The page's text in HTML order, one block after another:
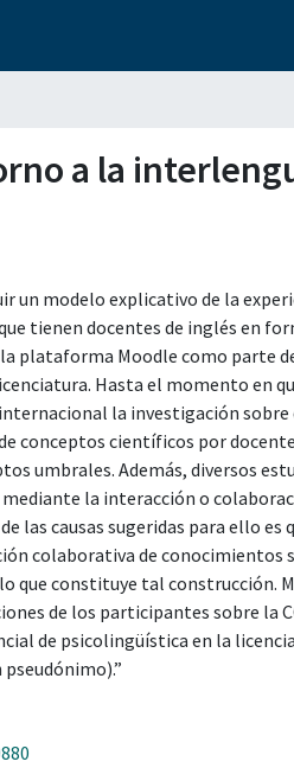
a la
un modelo explicativo de la
tienen docentes de inglés en
plataforma Moodle como parte
Hasta el momento en
la investigación
conceptos científicos por
umbrales. Además, diversos
la interacción o
las causas sugeridas para ello es
colaborativa de conocimientos
que constituye tal construcción.
de los participantes sobre la
de psicolingüística en la
pseudónimo).”